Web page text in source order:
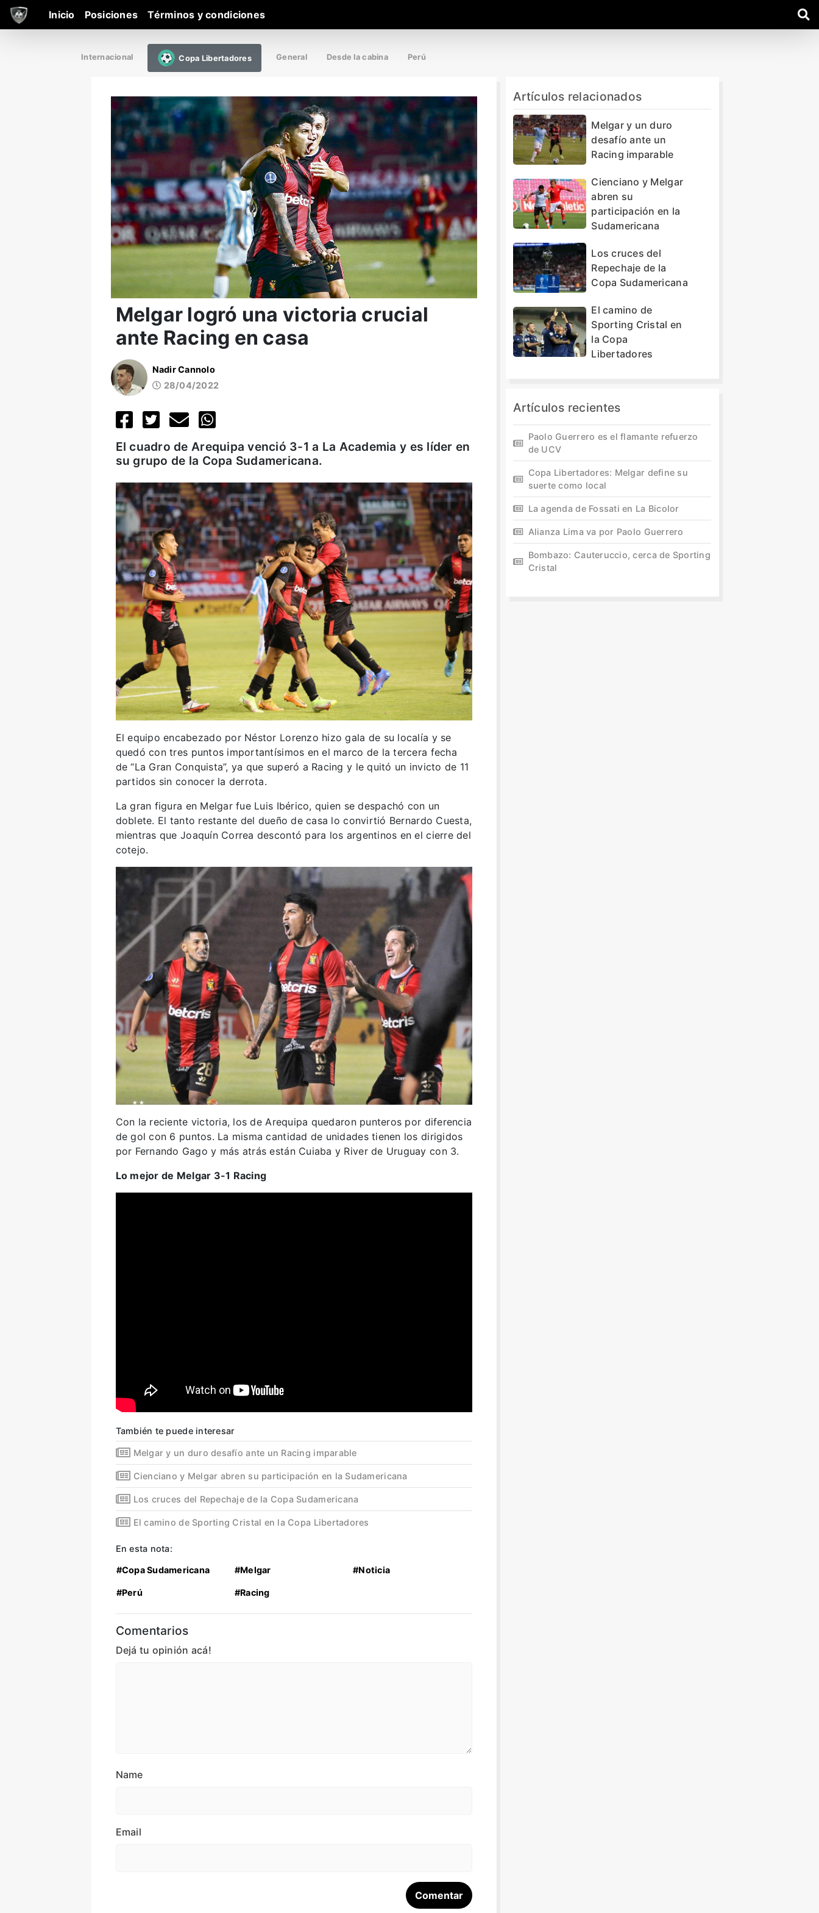
Inicio Posiciones Términos y condiciones
Internacional Copa Libertadores General Desde la cabina Perú
Melgar logró una victoria crucial
ante Racing en casa
Nadir Cannolo
28/04/2022
El cuadro de Arequipa venció 3-1 a La Academia y es líder en
su grupo de la Copa Sudamericana.
El equipo encabezado por Néstor Lorenzo hizo gala de su localía y se
quedó con tres puntos importantísimos en el marco de la tercera fecha
de “La Gran Conquista”, ya que superó a Racing y le quitó un invicto de 11
partidos sin conocer la derrota.
La gran figura en Melgar fue Luis Ibérico, quien se despachó con un
doblete. El tanto restante del dueño de casa lo convirtió Bernardo Cuesta,
mientras que Joaquín Correa descontó para los argentinos en el cierre del
cotejo.
Con la reciente victoria, los de Arequipa quedaron punteros por diferencia
de gol con 6 puntos. La misma cantidad de unidades tienen los dirigidos
por Fernando Gago y más atrás están Cuiaba y River de Uruguay con 3.
Lo mejor de Melgar 3-1 Racing
También te puede interesar
Melgar y un duro desafío ante un Racing imparable
Cienciano y Melgar abren su participación en la Sudamericana
Los cruces del Repechaje de la Copa Sudamericana
El camino de Sporting Cristal en la Copa Libertadores
En esta nota:
#Copa Sudamericana #Melgar #Noticia
#Perú #Racing
Comentarios
Dejá tu opinión acá!
Name
Email
Artículos relacionados
Melgar y un duro
desafío ante un
Racing imparable
Cienciano y Melgar
abren su
participación en la
Sudamericana
Los cruces del
Repechaje de la
Copa Sudamericana
El camino de
Sporting Cristal en
la Copa
Libertadores
Artículos recientes
Paolo Guerrero es el flamante refuerzo
de UCV
Copa Libertadores: Melgar define su
suerte como local
La agenda de Fossati en La Bicolor
Alianza Lima va por Paolo Guerrero
Bombazo: Cauteruccio, cerca de Sporting
Cristal